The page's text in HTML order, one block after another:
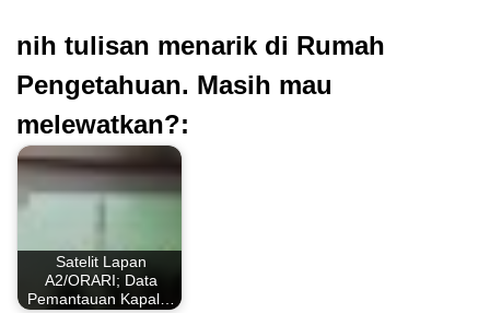
nih tulisan menarik di Rumah
Pengetahuan. Masih mau
melewatkan?:
Satelit Lapan
A2/ORARI; Data
Pemantauan Kapal…